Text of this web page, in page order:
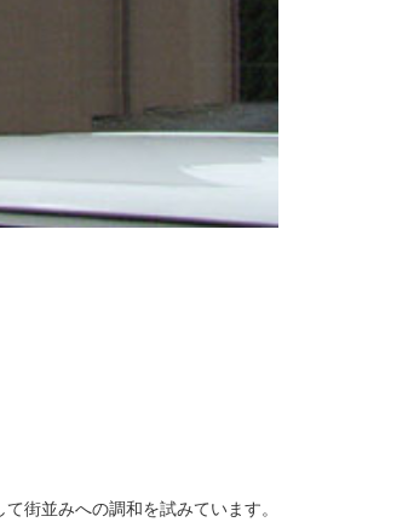
街並みへの調和を試みています。